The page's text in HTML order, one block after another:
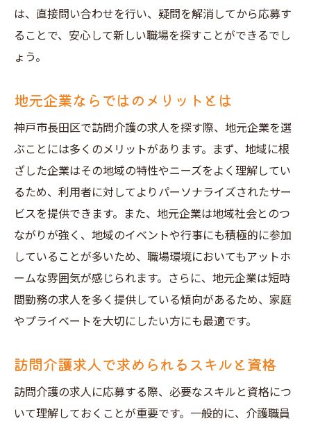
は、直接問い合わせを行い、疑問を解消してから応募す
ることで、安心して新しい職場を探すことができるでし
ょう。
地元企業ならではのメリットとは
神戸市長田区で訪問介護の求人を探す際、地元企業を選
ぶことには多くのメリットがあります。まず、地域に根
ざした企業はその地域の特性やニーズをよく理解してい
るため、利用者に対してよりパーソナライズされたサー
ビスを提供できます。また、地元企業は地域社会とのつ
ながりが強く、地域のイベントや行事にも積極的に参加
していることが多いため、職場環境においてもアットホ
ームな雰囲気が感じられます。さらに、地元企業は短時
間勤務の求人を多く提供している傾向があるため、家庭
やプライベートを大切にしたい方にも最適です。
訪問介護求人で求められるスキルと資格
訪問介護の求人に応募する際、必要なスキルと資格につ
いて理解しておくことが重要です。一般的に、介護職員